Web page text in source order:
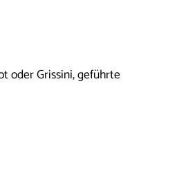
oder Grissini, geführte